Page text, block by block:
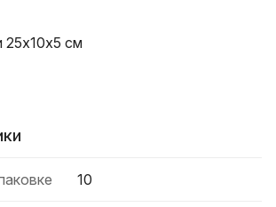
25х10х5 см
10